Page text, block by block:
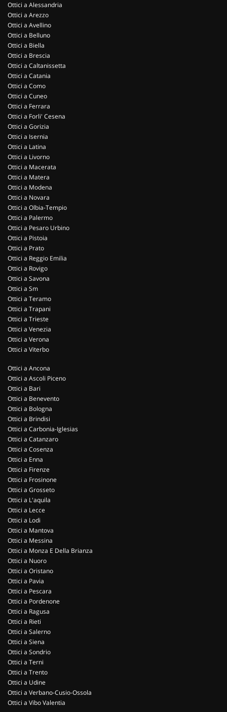
Ottici a Alessandria
Ottici a Arezzo
Ottici a Avellino
Ottici a Belluno
Ottici a Biella
Ottici a Brescia
Ottici a Caltanissetta
Ottici a Catania
Ottici a Como
Ottici a Cuneo
Ottici a Ferrara
Ottici a Forli' Cesena
Ottici a Gorizia
Ottici a Isernia
Ottici a Latina
Ottici a Livorno
Ottici a Macerata
Ottici a Matera
Ottici a Modena
Ottici a Novara
Ottici a Olbia-Tempio
Ottici a Palermo
Ottici a Pesaro Urbino
Ottici a Pistoia
Ottici a Prato
Ottici a Reggio Emilia
Ottici a Rovigo
Ottici a Savona
Ottici a Sm
Ottici a Teramo
Ottici a Trapani
Ottici a Trieste
Ottici a Venezia
Ottici a Verona
Ottici a Viterbo
Ottici a Ancona
Ottici a Ascoli Piceno
Ottici a Bari
Ottici a Benevento
Ottici a Bologna
Ottici a Brindisi
Ottici a Carbonia-Iglesias
Ottici a Catanzaro
Ottici a Cosenza
Ottici a Enna
Ottici a Firenze
Ottici a Frosinone
Ottici a Grosseto
Ottici a L'aquila
Ottici a Lecce
Ottici a Lodi
Ottici a Mantova
Ottici a Messina
Ottici a Monza E Della Brianza
Ottici a Nuoro
Ottici a Oristano
Ottici a Pavia
Ottici a Pescara
Ottici a Pordenone
Ottici a Ragusa
Ottici a Rieti
Ottici a Salerno
Ottici a Siena
Ottici a Sondrio
Ottici a Terni
Ottici a Trento
Ottici a Udine
Ottici a Verbano-Cusio-Ossola
Ottici a Vibo Valentia